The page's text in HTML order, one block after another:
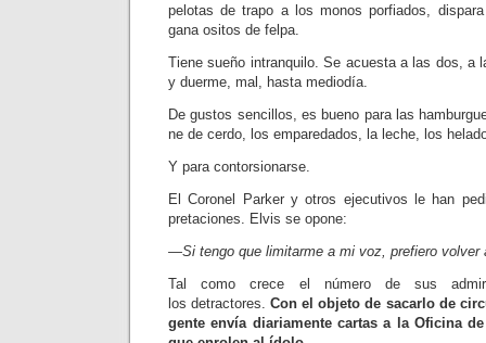
pelotas de tra­po a los monos porfiados,
gana ositos de felpa.
Tiene sueño intranquilo. Se acuesta a las dos, a
y duerme, mal, hasta mediodía.
De gustos sencillos, es bueno para las
ne de cerdo, los emparedados, la leche, los
Y para contorsionarse.
El Coronel Parker y otros ejecuti­vos le han
pretaciones. Elvis se opone:
—Si tengo que limitarme a mi voz, prefiero volver
Tal como crece el número de sus
los detractores.Con el objeto de sacarlo de
gente envía diariamente cartas a la Oficina